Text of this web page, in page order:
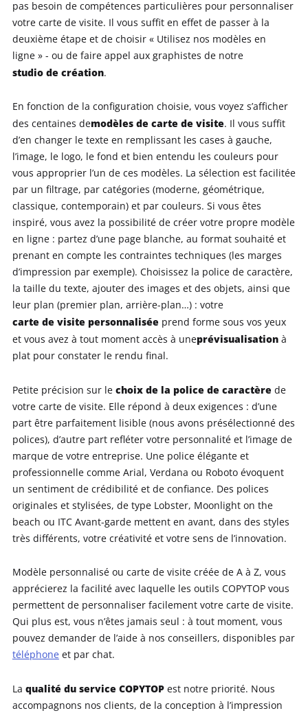
pas besoin de compétences particulières pour personnaliser
votre carte de visite. Il vous suffit en effet de passer à la
deuxième étape et de choisir « Utilisez nos modèles en
ligne » - ou de faire appel aux graphistes de notre
studio de création.
En fonction de la configuration choisie, vous voyez s’afficher
des centaines demodèles de carte de visite. Il vous suffit
d’en changer le texte en remplissant les cases à gauche,
l’image, le logo, le fond et bien entendu les couleurs pour
vous approprier l’un de ces modèles. La sélection est facilitée
par un filtrage, par catégories (moderne, géométrique,
classique, contemporain) et par couleurs. Si vous êtes
inspiré, vous avez la possibilité de créer votre propre modèle
en ligne : partez d’une page blanche, au format souhaité et
prenant en compte les contraintes techniques (les marges
d’impression par exemple). Choisissez la police de caractère,
la taille du texte, ajouter des images et des objets, ainsi que
leur plan (premier plan, arrière-plan…) : votre
carte de visite personnalisée prend forme sous vos yeux
et vous avez à tout moment accès à uneprévisualisationà
plat pour constater le rendu final.
Petite précision sur le choix de la police de caractère de
votre carte de visite. Elle répond à deux exigences : d’une
part être parfaitement lisible (nous avons présélectionné des
polices), d’autre part refléter votre personnalité et l’image de
marque de votre entreprise. Une police élégante et
professionnelle comme Arial, Verdana ou Roboto évoquent
un sentiment de crédibilité et de confiance. Des polices
originales et stylisées, de type Lobster, Moonlight on the
beach ou ITC Avant-garde mettent en avant, dans des styles
très différents, votre créativité et votre sens de l’innovation.
Modèle personnalisé ou carte de visite créée de A à Z, vous
apprécierez la facilité avec laquelle les outils COPYTOP vous
permettent de personnaliser facilement votre carte de visite.
Qui plus est, vous n’êtes jamais seul : à tout moment, vous
pouvez demander de l’aide à nos conseillers, disponibles par
téléphone et par chat.
La qualité du service COPYTOPest notre priorité. Nous
accompagnons nos clients, de la conception à l’impression